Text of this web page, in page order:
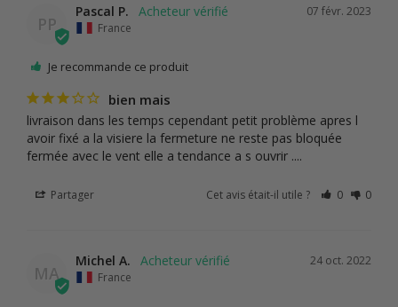
PP
07 févr. 2023
Pascal P.
France
Je recommande ce produit
bien mais
livraison dans les temps cependant petit problème apres l
avoir fixé a la visiere la fermeture ne reste pas bloquée
fermée avec le vent elle a tendance a s ouvrir ....
Partager Cet avis était-il utile ? 0 0
MA
24 oct. 2022
Michel A.
France